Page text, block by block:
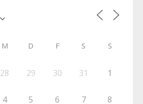
M D F S S
28 29 30 31 1
4 5 6 7 8